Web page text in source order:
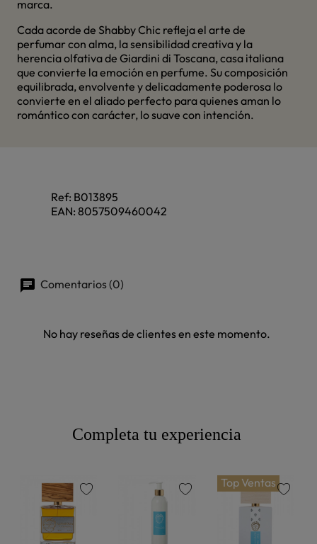
marca.
Cada acorde de Shabby Chic refleja el arte de
perfumar con alma, la sensibilidad creativa y la
herencia olfativa de Giardini di Toscana, casa italiana
que convierte la emoción en perfume. Su composición
equilibrada, envolvente y delicadamente poderosa lo
convierte en el aliado perfecto para quienes aman lo
romántico con carácter, lo suave con intención.
Ref: B013895
EAN: 8057509460042
Comentarios (0)
No hay reseñas de clientes en este momento.
Completa tu experiencia
Top Ventas